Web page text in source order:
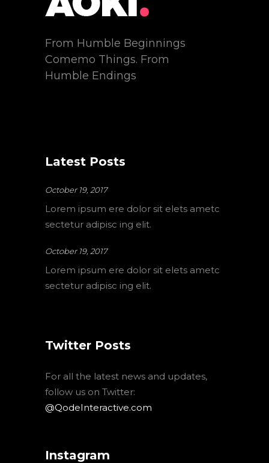
From Humble Beginnings
Comemo Things. From
Humble Endings
Latest Posts
October 19, 2017
Lorem ipsum ere dolor sit elets ametc
sectetur adipisc ing elit.
October 19, 2017
Lorem ipsum ere dolor sit elets ametc
sectetur adipisc ing elit.
Twitter Posts
For all the latest news and updates,
follow us on Twitter:
@QodeInteractive.com
Instagram